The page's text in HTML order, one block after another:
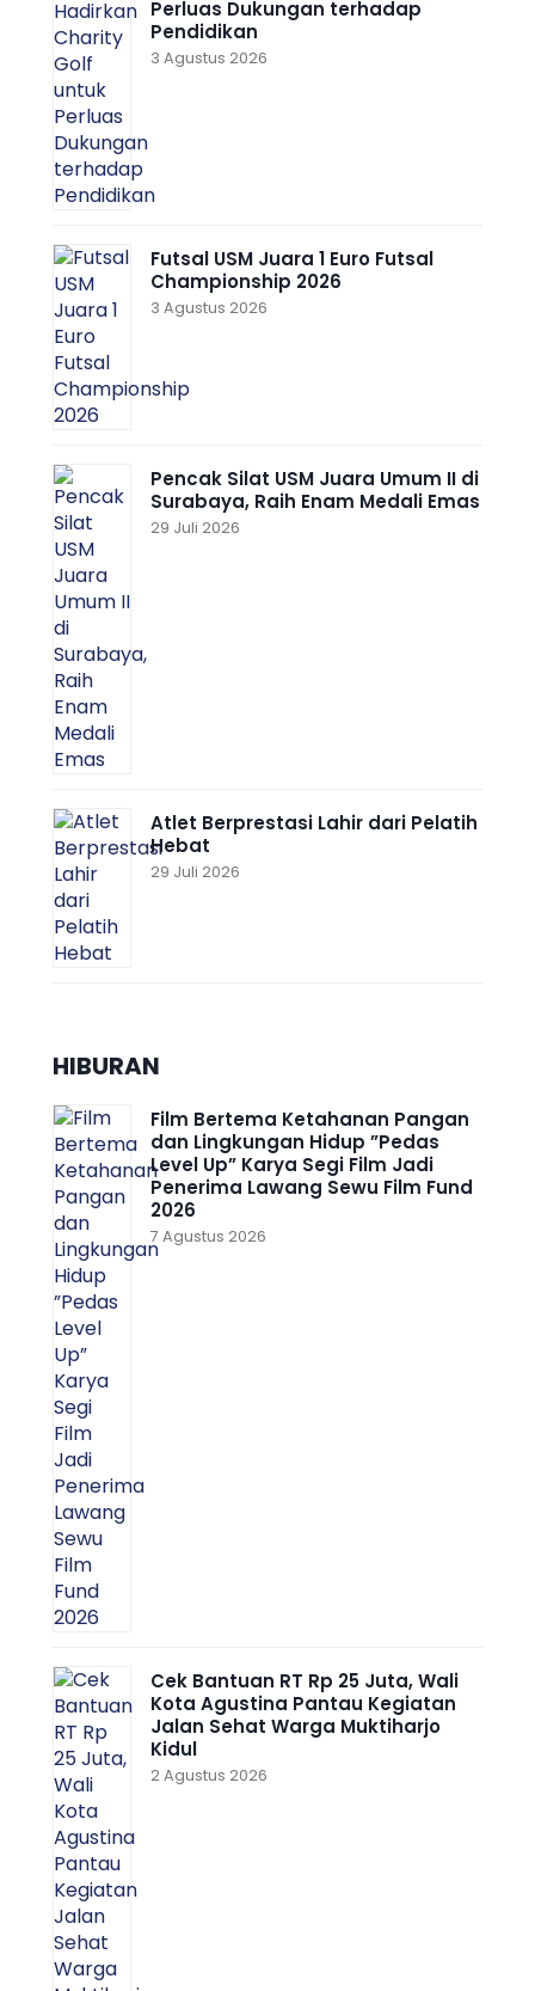
Perluas Dukungan terhadap
Pendidikan
3 Agustus 2026
Futsal USM Juara 1 Euro Futsal
Championship 2026
3 Agustus 2026
Pencak Silat USM Juara Umum II di
Surabaya, Raih Enam Medali Emas
29 Juli 2026
Atlet Berprestasi Lahir dari Pelatih
Hebat
29 Juli 2026
HIBURAN
Film Bertema Ketahanan Pangan
dan Lingkungan Hidup ”Pedas
Level Up” Karya Segi Film Jadi
Penerima Lawang Sewu Film Fund
2026
7 Agustus 2026
Cek Bantuan RT Rp 25 Juta, Wali
Kota Agustina Pantau Kegiatan
Jalan Sehat Warga Muktiharjo
Kidul
2 Agustus 2026